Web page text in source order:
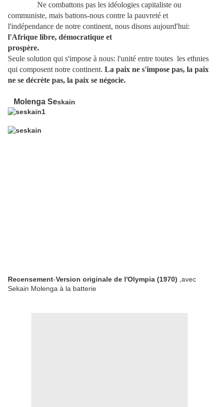
Ne combattons pas les idéologies capitaliste ou
communiste, mais battons-nous contre la pauvreté et
l'indépendance de notre continent, nous disons aujourd'hui:
l'Afrique libre, démocratique et
prospère.
Seule solution qui s'impose à nous: l'unité entre toutes les ethnies
qui composent notre continent. La paix ne s'impose pas, la paix
ne se décrète pas, la paix se négocie.
Molenga Seskain
Recensement-Version originale de l'Olympia (1970) ,avec
Sekain Molenga à la batterie